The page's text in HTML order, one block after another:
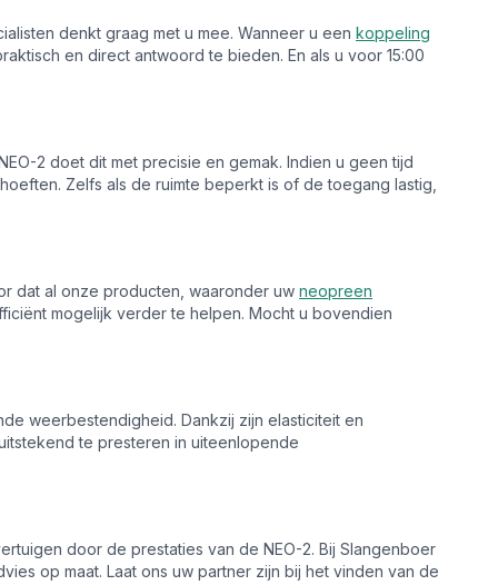
denkt graag met u mee. Wanneer u een koppeling
en direct antwoord te bieden. En als u voor 15:00
2 doet dit met precisie en gemak. Indien u geen tijd
Zelfs als de ruimte beperkt is of de toegang lastig,
dat al onze producten, waaronder uw neopreen
mogelijk verder te helpen. Mocht u bovendien
weerbestendigheid. Dankzij zijn elasticiteit en
te presteren in uiteenlopende
door de prestaties van de NEO-2. Bij Slangenboer
op maat. Laat ons uw partner zijn bij het vinden van de